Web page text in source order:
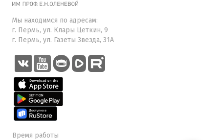
Мы находимся по адресам:
г. Пермь, ул. Клары Цеткин, 9
г. Пермь, ул. Газеты Звезда, 31А
Время работы